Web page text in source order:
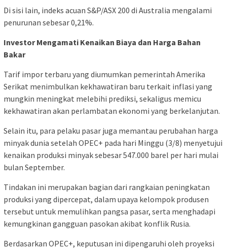
Di sisi lain, indeks acuan S&P/ASX 200 di Australia mengalami
penurunan sebesar 0,21%.
Investor Mengamati Kenaikan Biaya dan Harga Bahan
Bakar
Tarif impor terbaru yang diumumkan pemerintah Amerika
Serikat menimbulkan kekhawatiran baru terkait inflasi yang
mungkin meningkat melebihi prediksi, sekaligus memicu
kekhawatiran akan perlambatan ekonomi yang berkelanjutan.
Selain itu, para pelaku pasar juga memantau perubahan harga
minyak dunia setelah OPEC+ pada hari Minggu (3/8) menyetujui
kenaikan produksi minyak sebesar 547.000 barel per hari mulai
bulan September.
Tindakan ini merupakan bagian dari rangkaian peningkatan
produksi yang dipercepat, dalam upaya kelompok produsen
tersebut untuk memulihkan pangsa pasar, serta menghadapi
kemungkinan gangguan pasokan akibat konflik Rusia.
Berdasarkan OPEC+, keputusan ini dipengaruhi oleh proyeksi